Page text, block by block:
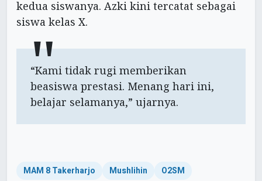
kedua siswanya. Azki kini tercatat sebagai
siswa kelas X.
“Kami tidak rugi memberikan
beasiswa prestasi. Menang hari ini,
belajar selamanya,” ujarnya.
MAM 8 Takerharjo Mushlihin O2SM